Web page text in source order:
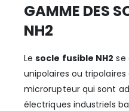
GAMME DES
NH2
Lesocle fusible NH2 se
unipolaires ou tripolaires
microrupteur qui sont
électriques industriels